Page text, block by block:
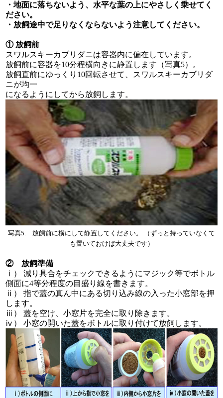
・地面に落ちないよう、水平な葉の上にやさしく乗せてく
ださい。
・放飼途中で足りなくならないよう注意してください。
① 放飼前
スワルスキーカブリダニは容器内に偏在しています。
放飼前に容器を10分程横向きに静置します（写真5）。
放飼直前にゆっくり10回転させて、スワルスキーカブリダ
ニが均一
になるようにしてから放飼します。
写真5. 放飼前に横にして静置してください。 （ずっと持っていなくて
も置いておけば大丈夫です）
② 放飼準備
ⅰ） 減り具合をチェックできるようにマジック等でボトル
側面に4等分程度の目盛り線を書きます。
ⅱ） 指で蓋の真ん中にある切り込み線の入った小窓部を押
します。
ⅲ） 蓋を空け、小窓片を完全に取り除きます。
ⅳ） 小窓の開いた蓋をボトルに取り付けて放飼します。